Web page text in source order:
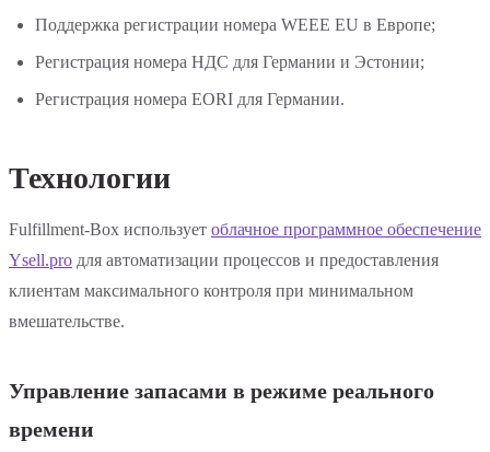
Поддержка регистрации номера WEEE EU в Европе;
Регистрация номера НДС для Германии и Эстонии;
Регистрация номера EORI для Германии.
Технологии
Fulfillment-Box использует облачное программное обеспечение
Ysell.pro для автоматизации процессов и предоставления
клиентам максимального контроля при минимальном
вмешательстве.
Управление запасами в режиме реального
времени